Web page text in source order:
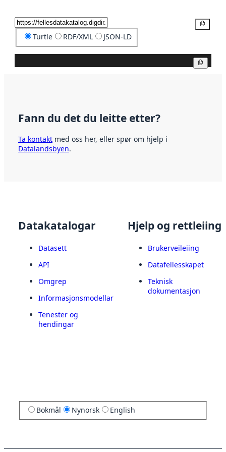
Turtle RDF/XML JSON-LD
Fann du det du leitte etter?
Ta kontakt med oss her, eller spør om hjelp i
Datalandsbyen.
Datakatalogar
Datasett
API
Omgrep
Informasjonsmodellar
Tenester og
hendingar
Hjelp og rettleiing
Brukerveileiing
Datafellesskapet
Teknisk
dokumentasjon
Bokmål Nynorsk English